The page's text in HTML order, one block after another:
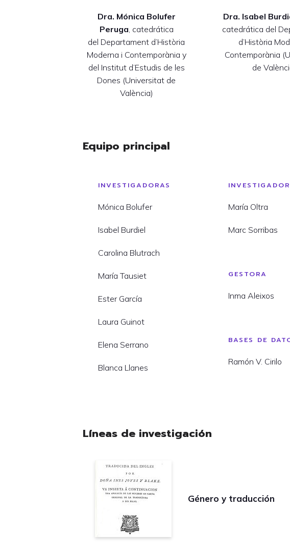
Dra. Mónica Bolufer
Peruga , catedrática
del Departament d’Història
Moderna i Contemporània y
del Institut d’Estudis de les
Dones (Universitat de
València)
Dra. Isabel
catedrática del
d’Història
Contemporània
de
Equipo principal
INVESTIGADORAS
Mónica Bolufer
Isabel Burdiel
Carolina Blutrach
María Tausiet
Ester García
Laura Guinot
Elena Serrano
Blanca Llanes
María Oltra
Marc Sorribas
GESTORA
Inma Aleixos
BASES DE
Ramón V. Cirilo
Líneas de investigación
Género y traducción